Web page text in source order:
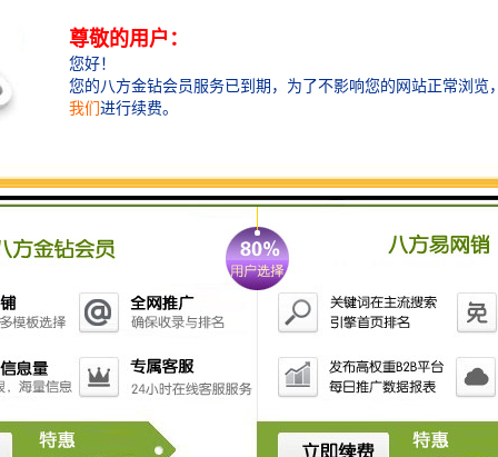
进行修复处理。
3、自动截污装置浮筒阀需要垂直安装。
4、开关动作灵敏，不得承受额外阻力及重力。